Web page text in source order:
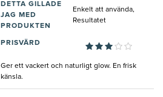
DETTA GILLADE
JAG MED
PRODUKTEN
Enkelt att använda,
Resultatet
PRISVÄRD
Ger ett vackert och naturligt glow. En frisk
känsla.